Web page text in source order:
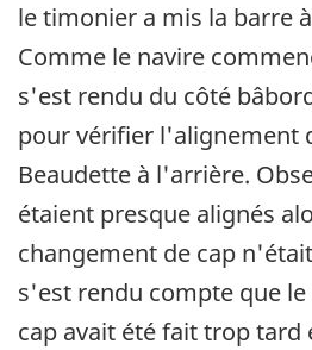
le timonier a mis la barre
Comme le navire
s'est rendu du côté
pour vérifier l'alignement
Beaudette à l'arrière.
étaient presque alignés
changement de cap
s'est rendu compte que
cap avait été fait trop tard